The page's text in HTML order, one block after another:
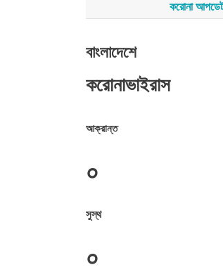
করোনা
বাংলাদেশে
করোনাভাইরাস
আক্রান্ত
০
সুস্থ
০